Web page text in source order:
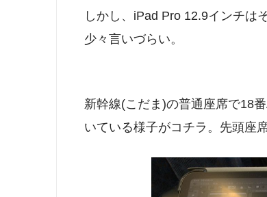
しかし、iPad Pro 12.9インチは
少々言いづらい。
新幹線(こだま)の普通座席で18
いている様子がコチラ。先頭座